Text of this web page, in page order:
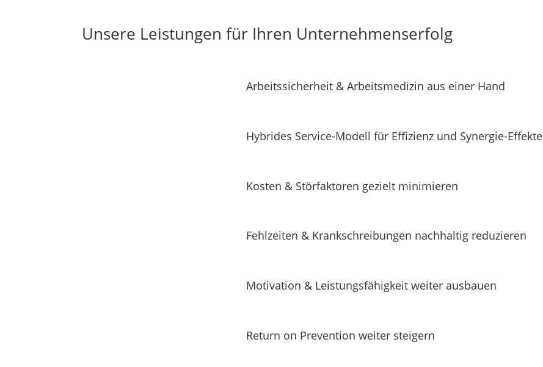
Unsere Leistungen für Ihren Unternehmenserfolg
Arbeitssicherheit & Arbeitsmedizin aus einer Hand​
Hybrides Service-Modell für Effizienz und Synergie-Effekte
Kosten & Störfaktoren gezielt minimieren​
Fehlzeiten & Krankschreibungen nachhaltig reduzieren
Motivation & Leistungsfähigkeit weiter ausbauen
Return on Prevention weiter steigern